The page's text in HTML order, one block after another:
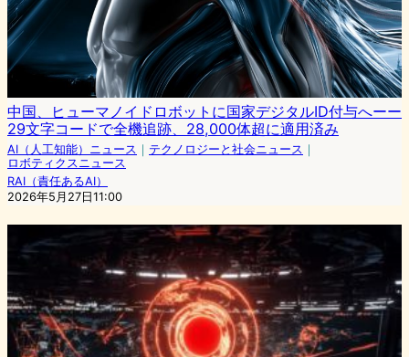
中国、ヒューマノイドロボットに国家デジタルID付与へーー
29文字コードで全機追跡、28,000体超に適用済み
AI（人工知能）ニュース ｜ テクノロジーと社会ニュース ｜
ロボティクスニュース
RAI（責任あるAI）
2026年5月27日11:00